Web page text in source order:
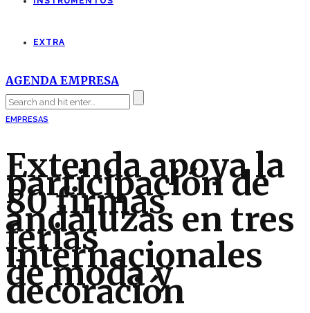
EXTRA
AGENDA EMPRESA
EMPRESAS
Extenda apoya la
participación de
80 firmas
andaluzas en tres
ferias
internacionales
de moda y
decoración